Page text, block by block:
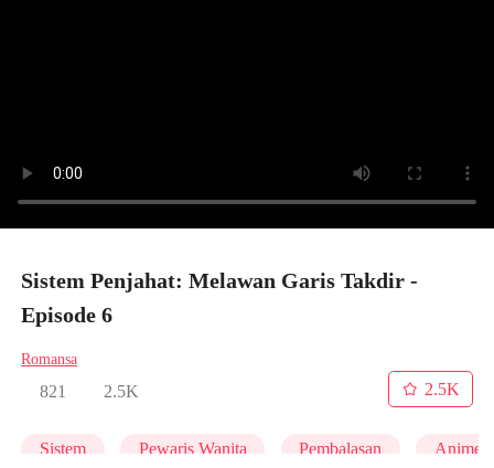
Sistem Penjahat: Melawan Garis Takdir -
Episode 6
Romansa
821 2.5K
2.5K
Sistem Pewaris Wanita Pembalasan Anime